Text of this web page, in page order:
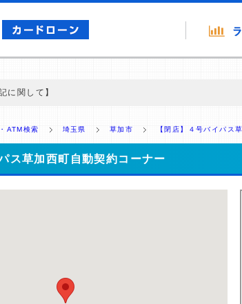
に関して】
性を担保した情報提供を行っています。
ATM検索 埼玉県 草加市 【閉店】４号バイパス
ス草加西町自動契約コーナー